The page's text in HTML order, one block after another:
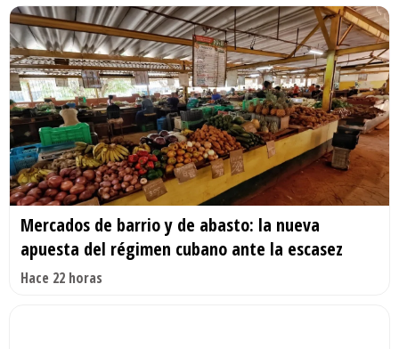
Mercados de barrio y de abasto: la nueva
apuesta del régimen cubano ante la escasez
Hace 22 horas